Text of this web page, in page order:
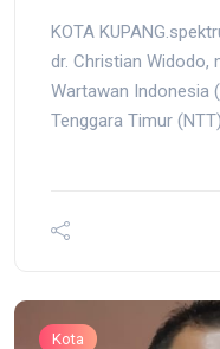
KOTA
dr. Christian Widodo,
Wartawan Indonesia
Tenggara Timur
Kota